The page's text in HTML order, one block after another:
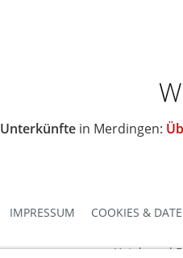
Unterkünfte in Merdingen:
IMPRESSUM COOKIES &
Hotels und